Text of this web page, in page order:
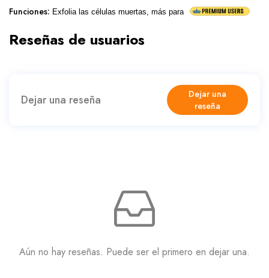
Funciones: Exfolia las células muertas, más para
Reseñas de usuarios
Dejar una reseña
Dejar una
reseña
Aún no hay reseñas. Puede ser el primero en dejar una.